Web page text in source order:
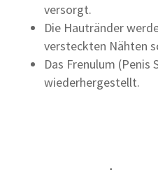
versorgt.
Die Hautränder
versteckten Nähten
Das Frenulum
wiederhergestellt.